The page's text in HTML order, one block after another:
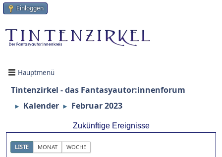
Einloggen
Hauptmenü
Tintenzirkel - das Fantasyautor:innenforum
► Kalender ► Februar 2023
Zukünftige Ereignisse
LISTE MONAT WOCHE